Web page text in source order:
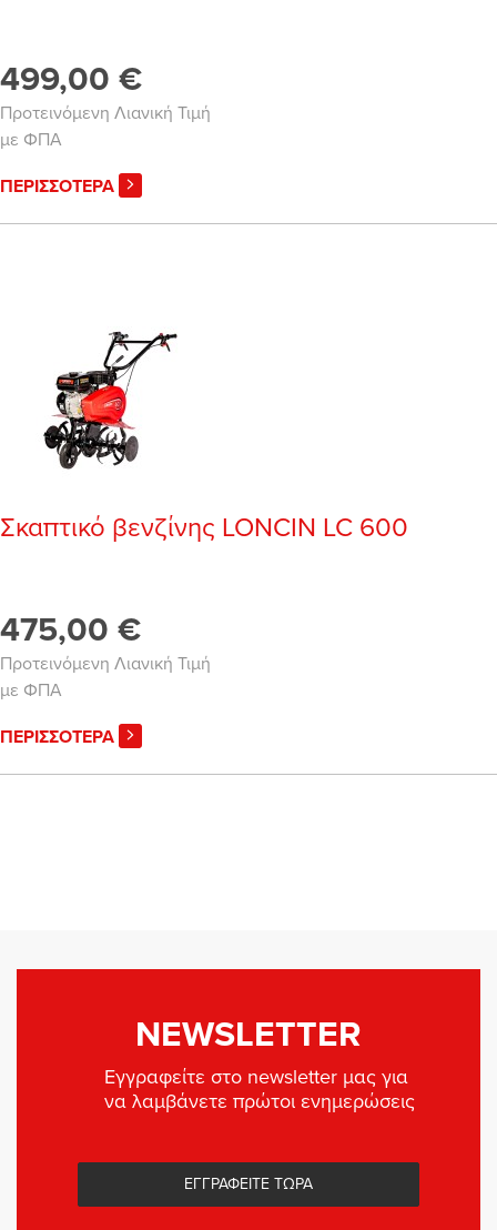
499,00 €
Προτεινόμενη Λιανική Τιμή
με ΦΠΑ
ΠΕΡΙΣΣΟΤΕΡΑ
Σκαπτικό βενζίνης LONCIN LC 600
475,00 €
Προτεινόμενη Λιανική Τιμή
με ΦΠΑ
ΠΕΡΙΣΣΟΤΕΡΑ
NEWSLETTER
Εγγραφείτε στο newsletter μας για
να λαμβάνετε πρώτοι ενημερώσεις
ΕΓΓΡΑΦΕΙΤΕ ΤΩΡΑ